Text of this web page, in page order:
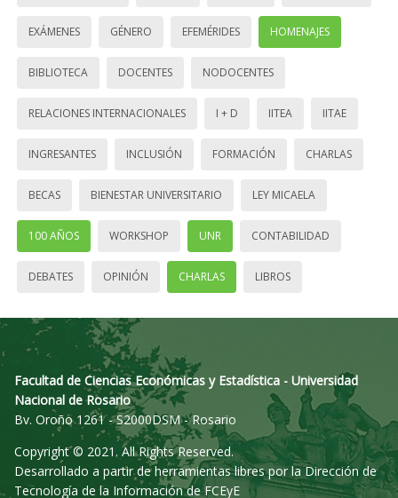
EXÁMENES GÉNERO EFEMÉRIDES HOMENAJES
BIBLIOTECA DOCENTES NODOCENTES
RELACIONES INTERNACIONALES I + D IITEA IITAE
INGRESANTES INCLUSIÓN FORMACIÓN CHARLAS
BECAS BIENESTAR UNIVERSITARIO LEY MICAELA
100 AÑOS WORKSHOP UNR CONTABILIDAD
DEBATES OPINIÓN CHARLAS LIBROS
Facultad de Ciencias Económicas y Estadística - Universidad
Nacional de Rosario
Bv. Oroño 1261 - S2000DSM - Rosario
Copyright © 2021. All Rights Reserved.
Desarrollado a partir de herramientas libres por la Dirección de
Tecnología de la Información de FCEyE